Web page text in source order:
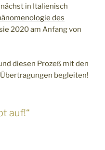
in Italienisch
des
2020 am Anfang von
diesen Prozeß mit den
begleiten!
auf!“